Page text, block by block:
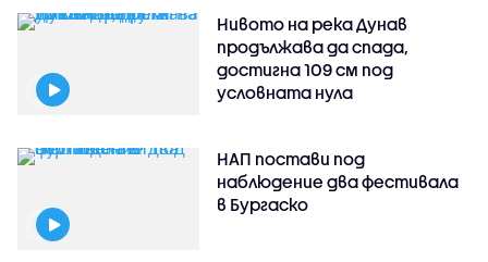
Нивото на река Дунав
продължава да спада,
достигна 109 см под
условната нула
НАП постави под
наблюдение два фестивала
в Бургаско